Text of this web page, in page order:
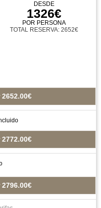
DESDE
1326€
POR PERSONA
TOTAL RESERVA: 2652€
2652.00€
2772.00€
2796.00€